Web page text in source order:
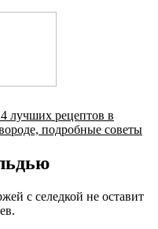
лучших рецептов в
подробные советы
с селедкой не оставит